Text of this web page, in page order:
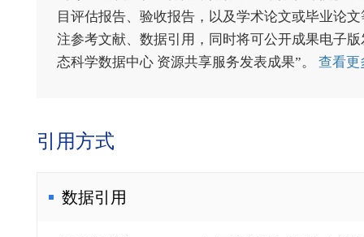
目评估报告、验收报告，以及学术论文或毕业论
注参考文献、数据引用，同时将可公开成果电子
态科学数据中心 资源共享服务发表成果”。 查看
引用方式
数据引用